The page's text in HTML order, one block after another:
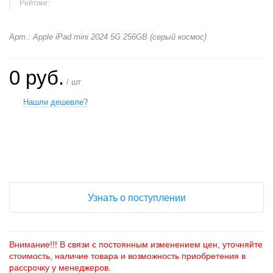
Рейтинг:
Арт.: Apple iPad mini 2024 5G 256GB (серый космос)
0 руб. / шт
Нашли дешевле?
Узнать о поступлении
Внимание!!! В связи с постоянным изменением цен, уточняйте
стоимость, наличие товара и возможность приобретения в
рассрочку у менеджеров.